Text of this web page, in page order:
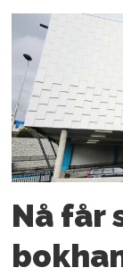
Nå får